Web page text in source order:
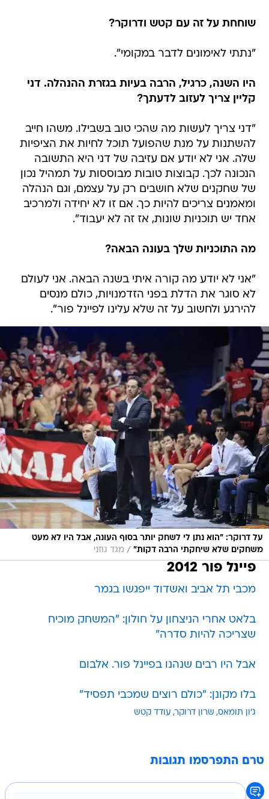
שוחחת על זה עם קטש ודרוקר?
"נתתי לאימונים לדבר במקומי".
היו השנה, כרגיל, הרבה בעיות בגזרת ההנהלה. דני
קליין צריך לעזוב לדעתך?
"דני צריך לעשות מה שהכי טוב בשבילו. משהו חייב
להשתנות על מנת שהפועל תוכל לחיות את הציפיות
שלה. אני לא יודע אם עזיבה של דני היא התשובה
הנכונה לכך. קבוצות טובות מבוססות על תמהיל נכון
של שחקנים שלא חושבים רק על עצמם, וגם הנהלה
ומאמנים צריכים להיות כך. אם זו לא יחידה ולמרכיב
אחד יש תוכניות שונות, אז זה לא יעבוד".
מה התוכניות שלך בעונה הבאה?
"אני לא יודע מה קורה איתי בשנה הבאה. אני לעולם
לא סוגר את הדלת בפני הזדמנויות, כולם מנסים
להירגע ולחשוב על זה שלא עלינו לפיינל פור".
על דרוקר: "הוא נתן לי לשחק יותר בסוף העונה, אבל היו לא מעט
משחקים שלא שיחקתי הרבה דקות" / מגד גוזני
פיינל פור 2012
מכבי תל אביב ואשדוד ייפגשו בגמר
בלאט אחרי הניצחון על חולון: "המשחק מוכיח
שצריכה להיות סדרה"
אבל היו רבים שנהנו בפיינל פור. אלבום
בלו מקונן: "כולם רוצים שמכבי תפסיד"
ג'ון תומאס שרון דרוקר עודד קטש
טרם התפרסמו תגובות